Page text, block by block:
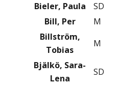
Bieler, Paula
SD
Bill, Per
M
Billström,
Tobias
M
Bjälkö, Sara-
Lena
SD